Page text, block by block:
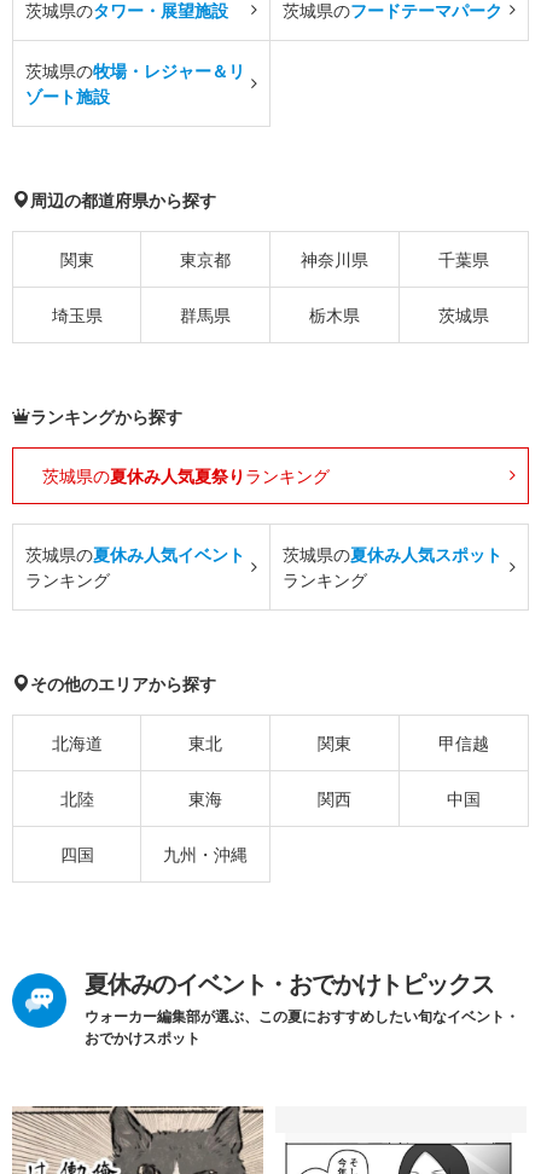
茨城県のタワー・展望施設 茨城県のフードテーマパーク
茨城県の牧場・レジャー＆リ
ゾート施設
周辺の都道府県から探す
関東 東京都 神奈川県 千葉県
埼玉県 群馬県 栃木県 茨城県
ランキングから探す
茨城県の夏休み人気夏祭り ランキング
茨城県の夏休み人気イベント
ランキング
茨城県の夏休み人気スポット
ランキング
その他のエリアから探す
北海道 東北 関東 甲信越
北陸 東海 関西 中国
四国 九州・沖縄
夏休みのイベント・おでかけトピックス
ウォーカー編集部が選ぶ、この夏におすすめしたい旬なイベント・
おでかけスポット